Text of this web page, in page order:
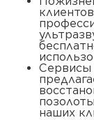
Сервисы
наших